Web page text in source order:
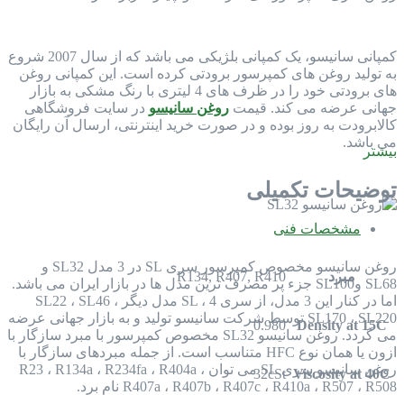
کمپانی سانیسو، یک کمپانی بلژیکی می باشد که از سال 2007 شروع
به تولید روغن های کمپرسور برودتی کرده است. این کمپانی روغن
های برودتی خود را در ظرف های 4 لیتری با رنگ مشکی به بازار
جهانی عرضه می کند. قیمت روغن سانیسو در سایت فروشگاهی
کالابرودت به روز بوده و در صورت خرید اینترنتی، ارسال آن رایگان
می باشد.
روغن سانیسو مخصوص کمپرسور سری SL در 3 مدل SL32 و
SL68 وSL100 جزء پر مصرف ترین مدل ها در بازار ایران می باشد.
اما در کنار این 3 مدل، از سری SL ، 4 مدل دیگر SL22 ، SL46 ،
SL170 ، SL220 توسط شرکت سانیسو تولید و به بازار جهانی عرضه
می گردد. روغن سانیسو SL32 مخصوص کمپرسور با مبرد سازگار با
ازون یا همان نوع HFC متناسب است. از جمله مبردهای سازگار با
روغن سانیسو سری SL می توان R23 ، R134a ، R234fa ، R404a ،
R407a ، R407b ، R407c ، R410a ، R507 ، R508 نام برد.
بیشتر
توضیحات تکمیلی
مشخصات فنی
مبرد R134, R407, R410
Density at 15C
0.980
Viscosity at 40C
32cSt